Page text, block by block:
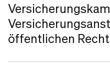
öffentlichen